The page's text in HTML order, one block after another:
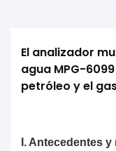
El analizador
agua MPG-
petróleo y el
I. Antecedentes